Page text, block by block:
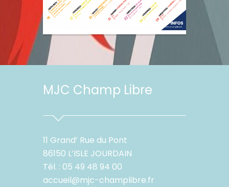
MJC Champ Libre
11 Grand’ Rue du Pont
86150 L’ISLE JOURDAIN
Tél. : 05 49 48 94 00
accueil@mjc-champlibre.fr